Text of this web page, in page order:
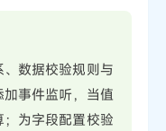
数据校验规则与
事件监听，当值
为字段配置校验